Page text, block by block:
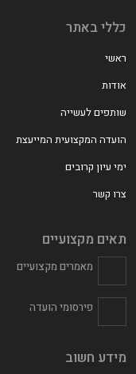
כללי באתר
ראשי
אודות
שותפים לעשייה
הועדה המקצועית המייעצת
ימי עיון קרובים
צרו קשר
תאים מקצועיים
מאמרים מקצועיים
פירסומי הועדה
מידע חשוב